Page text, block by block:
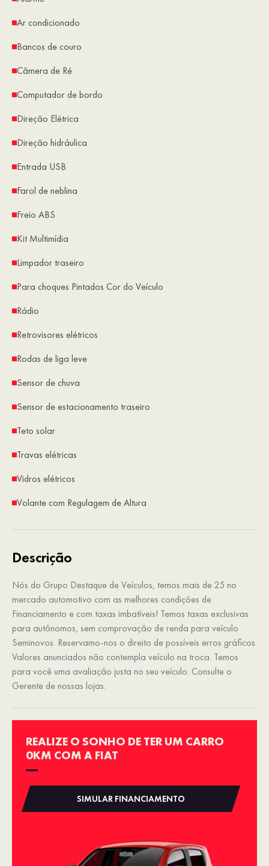
Ar condicionado
Bancos de couro
Câmera de Ré
Computador de bordo
Direção Elétrica
Direção hidráulica
Entrada USB
Farol de neblina
Freio ABS
Kit Multimídia
Limpador traseiro
Para choques Pintados Cor do Veículo
Rádio
Retrovisores elétricos
Rodas de liga leve
Sensor de chuva
Sensor de estacionamento traseiro
Teto solar
Travas elétricas
Vidros elétricos
Volante com Regulagem de Altura
Descrição
Nós do Grupo Destaque de Veículos, temos mais de 25 no
mercado automotivo com as melhores condições de
Financiamento e com taxas imbatíveis! Temos taxas exclusivas
para autônomos, sem comprovação de renda para veículo
Seminovos. Reservamo-nos o direito de possíveis erros gráficos.
Valores anunciados não contempla veículo na troca. Temos
para você uma avaliação justa no seu veículo. Consulte o
Gerente de nossas lojas.
REALIZE O SONHO DE TER UM CARRO
0KM COM A FIAT
SIMULAR FINANCIAMENTO